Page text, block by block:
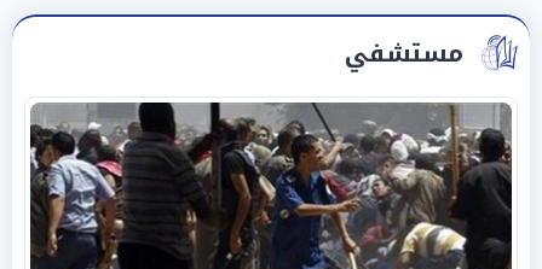
مستشفي